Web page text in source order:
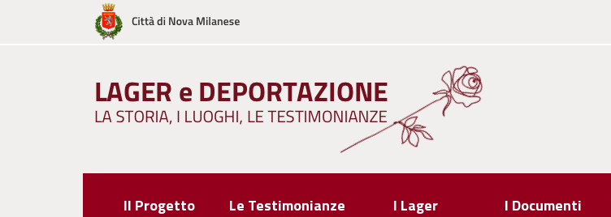
Il Progetto Le Testimonianze I Lager I Documenti